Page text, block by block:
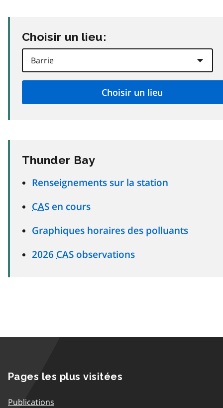
Choisir un lieu:
Thunder Bay
Renseignements sur la station
CAS en cours
Graphiques horaires des polluants
2026 CAS observations
Pages les plus visitées
Publications